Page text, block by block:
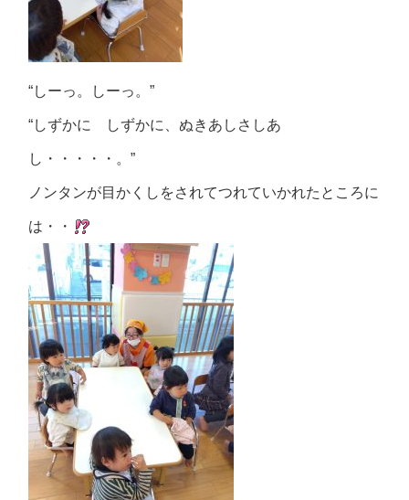
“しーっ。しーっ。”
“しずかに しずかに、ぬきあしさしあ
し・・・・・。”
ノンタンが目かくしをされてつれていかれたところに
は・・